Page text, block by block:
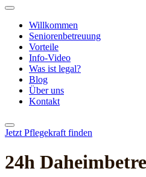
Willkommen
Seniorenbetreuung
Vorteile
Info-Video
Was ist legal?
Blog
Über uns
Kontakt
Jetzt Pflegekraft finden
24h